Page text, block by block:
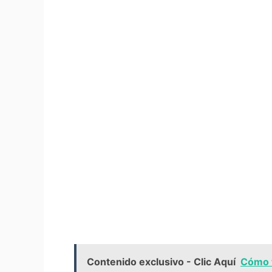
Contenido exclusivo - Clic Aquí Cómo